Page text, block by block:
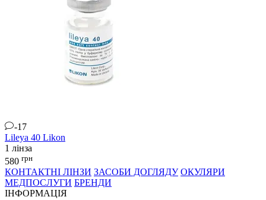
-17
Lileya 40 Likon
1 лінза
580 грн
КОНТАКТНІ ЛІНЗИ ЗАСОБИ ДОГЛЯДУ ОКУЛЯРИ
МЕДПОСЛУГИ БРЕНДИ
ІНФОРМАЦІЯ